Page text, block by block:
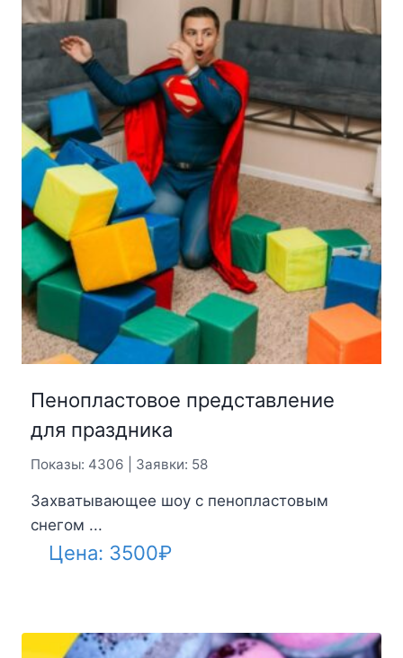
Пенопластовое представление
для праздника
Показы: 4306 | Заявки: 58
Захватывающее шоу с пенопластовым
снегом ...
Цена: 3500₽